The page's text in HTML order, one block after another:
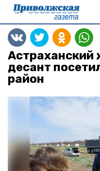
Астраханский
десант
район